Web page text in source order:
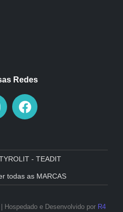
Redes
- TEADIT
todas as MARCAS
e Desenvolvido por R4